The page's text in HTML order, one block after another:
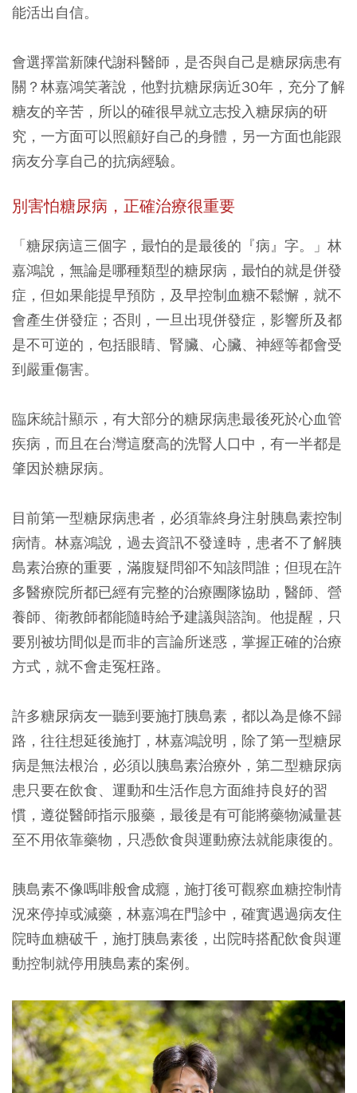
能活出自信。
會選擇當新陳代謝科醫師，是否與自己是糖尿病患有
關？林嘉鴻笑著說，他對抗糖尿病近30年，充分了解
糖友的辛苦，所以的確很早就立志投入糖尿病的研
究，一方面可以照顧好自己的身體，另一方面也能跟
病友分享自己的抗病經驗。
別害怕糖尿病，正確治療很重要
「糖尿病這三個字，最怕的是最後的『病』字。」林
嘉鴻說，無論是哪種類型的糖尿病，最怕的就是併發
症，但如果能提早預防，及早控制血糖不鬆懈，就不
會產生併發症；否則，一旦出現併發症，影響所及都
是不可逆的，包括眼睛、腎臟、心臟、神經等都會受
到嚴重傷害。
臨床統計顯示，有大部分的糖尿病患最後死於心血管
疾病，而且在台灣這麼高的洗腎人口中，有一半都是
肇因於糖尿病。
目前第一型糖尿病患者，必須靠終身注射胰島素控制
病情。林嘉鴻說，過去資訊不發達時，患者不了解胰
島素治療的重要，滿腹疑問卻不知該問誰；但現在許
多醫療院所都已經有完整的治療團隊協助，醫師、營
養師、衛教師都能隨時給予建議與諮詢。他提醒，只
要別被坊間似是而非的言論所迷惑，掌握正確的治療
方式，就不會走冤枉路。
許多糖尿病友一聽到要施打胰島素，都以為是條不歸
路，往往想延後施打，林嘉鴻說明，除了第一型糖尿
病是無法根治，必須以胰島素治療外，第二型糖尿病
患只要在飲食、運動和生活作息方面維持良好的習
慣，遵從醫師指示服藥，最後是有可能將藥物減量甚
至不用依靠藥物，只憑飲食與運動療法就能康復的。
胰島素不像嗎啡般會成癮，施打後可觀察血糖控制情
況來停掉或減藥，林嘉鴻在門診中，確實遇過病友住
院時血糖破千，施打胰島素後，出院時搭配飲食與運
動控制就停用胰島素的案例。